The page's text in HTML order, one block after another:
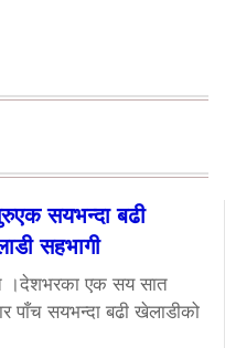
सयभन्दा बढी
सहभागी
।देशभरका एक सय सात
पाँच सयभन्दा बढी खेलाडीको